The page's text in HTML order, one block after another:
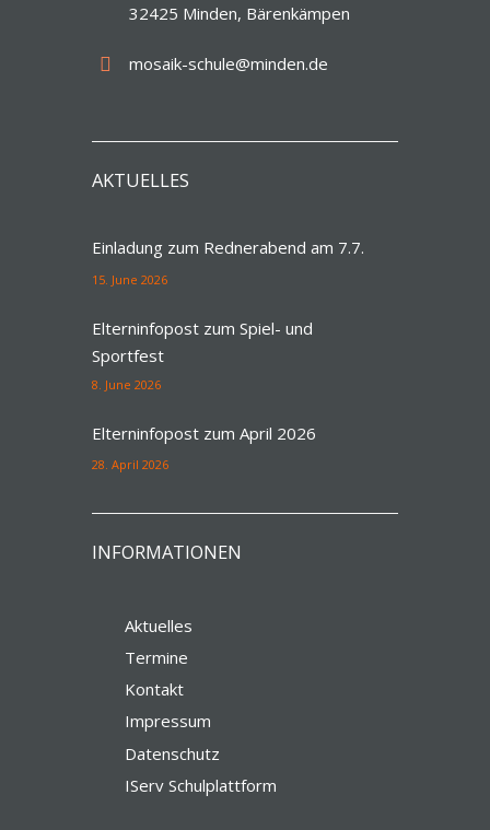
32425 Minden, Bärenkämpen
mosaik-schule@minden.de
AKTUELLES
Einladung zum Rednerabend am 7.7.
15. June 2026
Elterninfopost zum Spiel- und
Sportfest
8. June 2026
Elterninfopost zum April 2026
28. April 2026
INFORMATIONEN
Aktuelles
Termine
Kontakt
Impressum
Datenschutz
IServ Schulplattform